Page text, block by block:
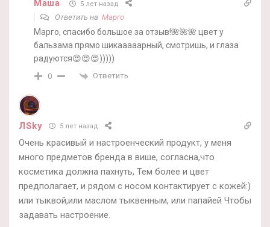
Маша 5 лет назад
Ответить на Марго
Марго, спасибо большое за отзыв!🌺🌺🌺 цвет у
бальзама прямо шикааааарный, смотришь, и глаза
радуются😍😍😍)))))
0 Ответить
ЛSky 5 лет назад
Очень красивый и настроенческий продукт, у меня
много предметов бренда в више, согласна,что
косметика должна пахнуть, Тем более и цвет
предполагает, и рядом с носом контактирует с кожей:)
или тыквой,или маслом тыквенным, или папайей Чтобы
задавать настроение.